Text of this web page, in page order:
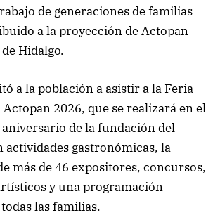
de generaciones de familias
a la proyección de Actopan
Hidalgo.
a la población a asistir a la Feria
Actopan 2026, que se realizará en el
de la fundación del
gastronómicas, la
más de 46 expositores, concursos,
y una programación
las familias.